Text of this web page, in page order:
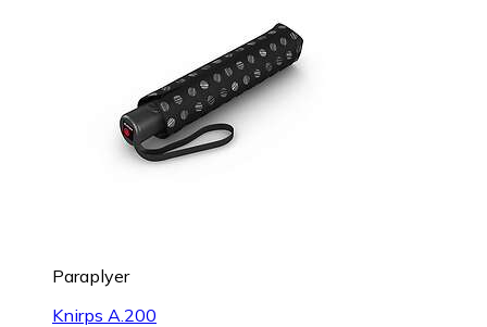
Paraplyer
Knirps A.200